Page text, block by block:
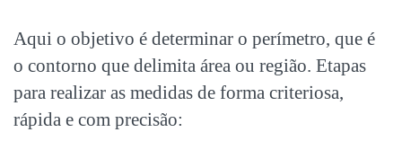
Aqui o objetivo é determinar o perímetro, que é
o contorno que delimita área ou região. Etapas
para realizar as medidas de forma criteriosa,
rápida e com precisão: